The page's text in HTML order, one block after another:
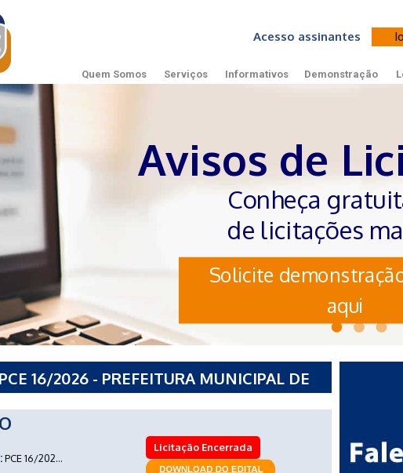
Acesso assinantes
Quem Somos Serviços Informativos Demonstração
Avisos de
Conheça
de licitações
Solicite
aqui
16/2026 - PREFEITURA MUNICIPAL DE
PCE 16/202...
Licitação Encerrada